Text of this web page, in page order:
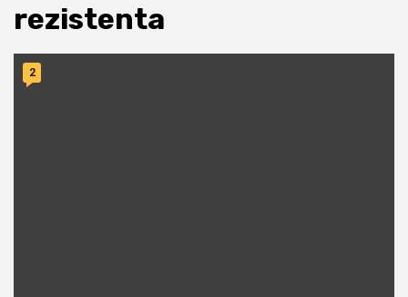
rezistenta
2